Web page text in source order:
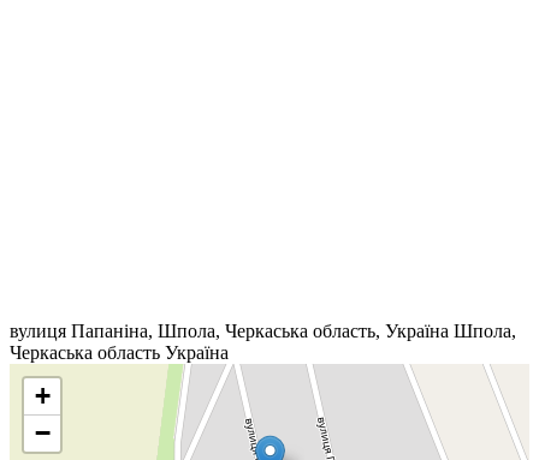
вулиця Папаніна, Шпола, Черкаська область, Україна Шпола,
Черкаська область Україна
+
−